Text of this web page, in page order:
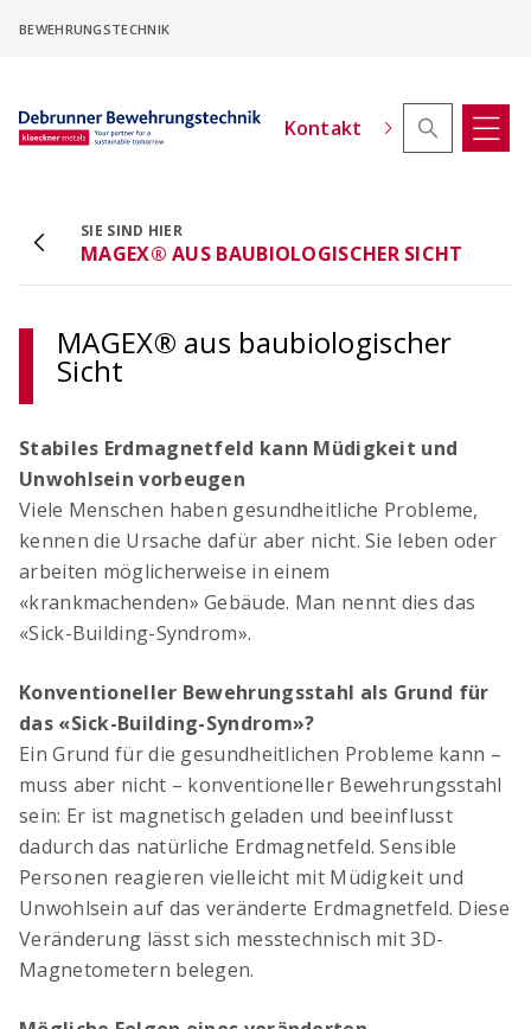
content
BEWEHRUNGSTECHNIK
Kontakt
ACINOXplus® Höhenversatz - Konfigurator
Kragplattenanschlüsse mit Höhenversatz
OCIMA – Lebensdauerbemessung
Ziellebensdauer von Stahlbetonbauwerken in
ACILIST
erstellen
SIE SIND HIER
MAGEX® AUS BAUBIOLOGISCHER SICHT
MAGEX® aus baubiologischer
Sicht
Stabiles Erdmagnetfeld kann Müdigkeit und
Unwohlsein vorbeugen
Viele Menschen haben gesundheitliche Probleme,
kennen die Ursache dafür aber nicht. Sie leben oder
arbeiten möglicherweise in einem
«krankmachenden» Gebäude. Man nennt dies das
«Sick-Building-Syndrom».
Konventioneller Bewehrungsstahl als Grund für
das «Sick-Building-Syndrom»?
Ein Grund für die gesundheitlichen Probleme kann –
muss aber nicht – konventioneller Bewehrungsstahl
sein: Er ist magnetisch geladen und beeinflusst
dadurch das natürliche Erdmagnetfeld. Sensible
Personen reagieren vielleicht mit Müdigkeit und
Unwohlsein auf das veränderte Erdmagnetfeld. Diese
Veränderung lässt sich messtechnisch mit 3D-
Magnetometern belegen.